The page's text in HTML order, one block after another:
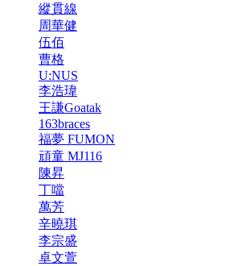
縱貫線
周華健
伍佰
曹格
U:NUS
李浩瑋
王謙Goatak
163braces
福夢 FUMON
頑童 MJ116
陳昇
丁噹
萬芳
辛曉琪
李宗盛
卓文萱